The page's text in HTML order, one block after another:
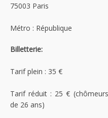
75003 Paris
Métro : République
Billetterie:
Tarif plein : 35 €
Tarif réduit : 25 €
de 26 ans)